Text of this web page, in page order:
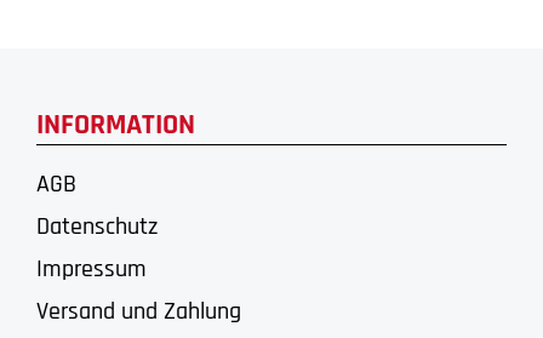
INFORMATION
AGB
Datenschutz
Impressum
Versand und Zahlung